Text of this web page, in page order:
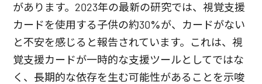
があります。2023年の最新の研究では、視覚支援
カードを使用する子供の約30%が、カードがない
と不安を感じると報告されています。これは、視
覚支援カードが一時的な支援ツールとしてではな
く、長期的な依存を生む可能性があることを示唆